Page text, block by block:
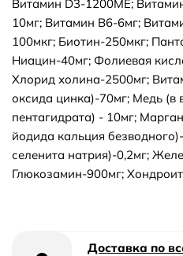
Витамин D3-1200МЕ;
10мг; Витамин В6-6мг;
100мкг; Биотин-250мкг;
Ниацин-40мг; Фолиевая
Хлорид холина-2500мг;
оксида цинка)-70мг; Медь (в
пентагидрата) - 10мг;
йодида кальция
селенита натрия)-0,2мг;
Глюкозамин-900мг;
Доставка по